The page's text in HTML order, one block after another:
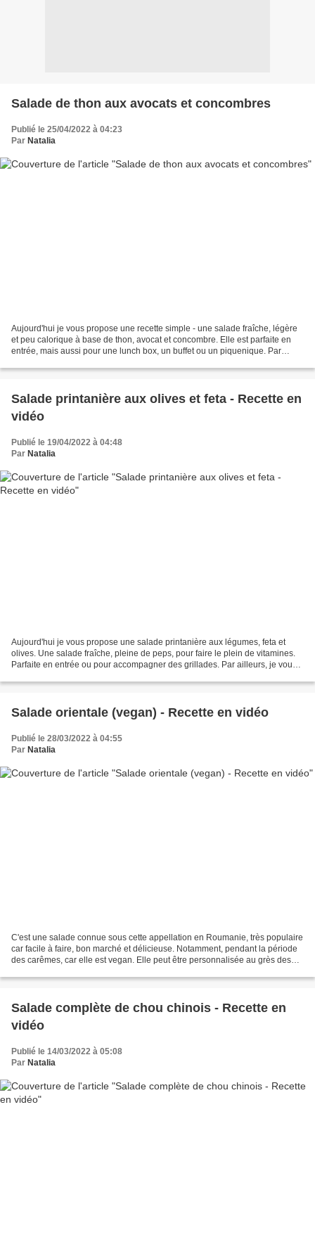
Salade de thon aux avocats et concombres
Publié le 25/04/2022 à 04:23
Par Natalia
Aujourd'hui je vous propose une recette simple - une salade fraîche, légère
et peu calorique à base de thon, avocat et concombre. Elle est parfaite en
entrée, mais aussi pour une lunch box, un buffet ou un piquenique. Par
Salade printanière aux olives et feta - Recette en
vidéo
Publié le 19/04/2022 à 04:48
Par Natalia
Aujourd'hui je vous propose une salade printanière aux légumes, feta et
olives. Une salade fraîche, pleine de peps, pour faire le plein de vitamines.
Parfaite en entrée ou pour accompagner des grillades. Par ailleurs, je vous
Salade orientale (vegan) - Recette en vidéo
Publié le 28/03/2022 à 04:55
Par Natalia
C'est une salade connue sous cette appellation en Roumanie, très populaire
car facile à faire, bon marché et délicieuse. Notamment, pendant la période
des carêmes, car elle est vegan. Elle peut être personnalisée au grès des
Salade complète de chou chinois - Recette en
vidéo
Publié le 14/03/2022 à 05:08
Par Natalia